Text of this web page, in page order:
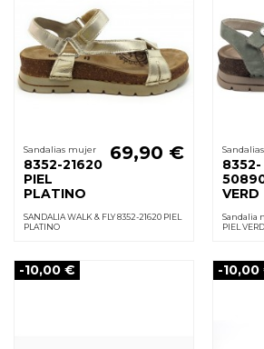
Sandalias mujer
8352-21620
PIEL
PLATINO
69,90 €
SANDALIA WALK & FLY 8352-21620 PIEL
PLATINO
8352-
VERD
Sandalia
PIEL
-10,00 € -10,00